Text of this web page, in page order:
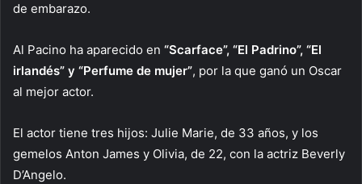
de embarazo.
Al Pacino ha aparecido en “Scarface”, “El Padrino”, “El
irlandés” y “Perfume de mujer”, por la que ganó un Oscar
al mejor actor.
El actor tiene tres hijos: Julie Marie, de 33 años, y los
gemelos Anton James y Olivia, de 22, con la actriz Beverly
D’Angelo.